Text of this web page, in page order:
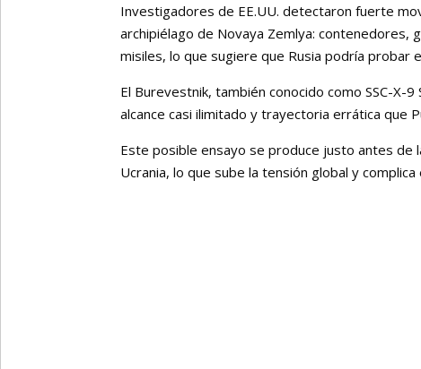
Investigadores de EE.UU. detectaron fuerte
archipiélago de Novaya Zemlya: contenedores,
misiles, lo que sugiere que Rusia podría probar
El Burevestnik, también conocido como SSC-X-
alcance casi ilimitado y trayectoria errática que
Este posible ensayo se produce justo antes de
Ucrania, lo que sube la tensión global y